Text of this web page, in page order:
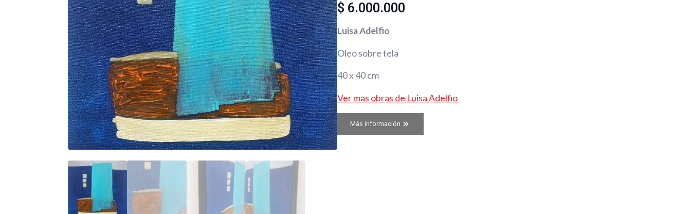
$ 6.000.000
Luisa Adelfio
Oleo sobre tela
40 x 40 cm
Ver mas obras de Luisa Adelfio
Más información